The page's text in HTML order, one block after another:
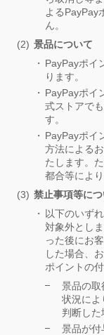
よるPayPay
ん。
景品について
PayPayポイ
ります。
PayPayポイ
式ストアで
す。
PayPayポイ
方法による
たします。
都合等によ
禁止事項等に
以下のいず
対象外とし
った後にお
した場合、
ポイントの
景品の取
状況によ
判断した
景品が付